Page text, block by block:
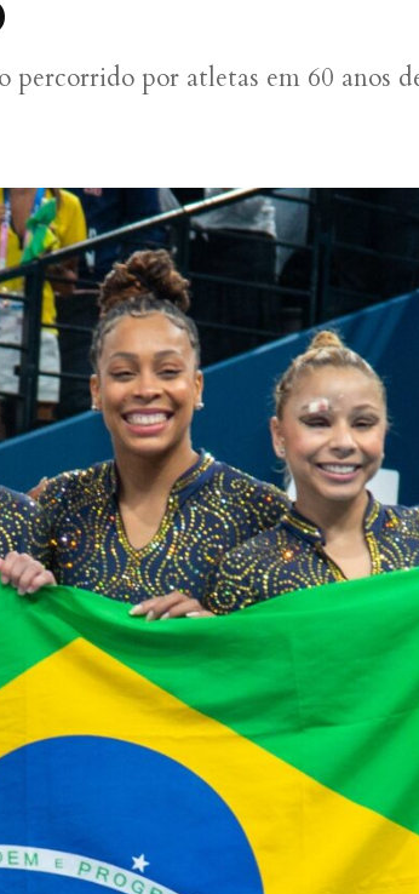
por atletas em 60 anos